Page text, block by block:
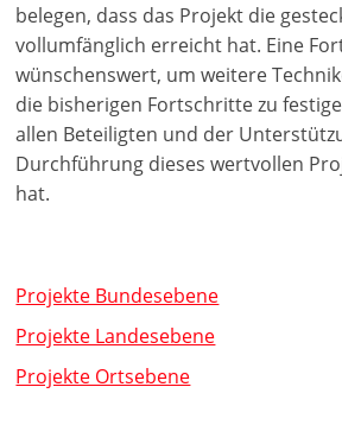
belegen, dass das Projekt die
vollumfänglich erreicht hat. Eine
wünschenswert, um weitere
die bisherigen Fortschritte zu
allen Beteiligten und der
Durchführung dieses wertvollen
hat.
Projekte Bundesebene
Projekte Landesebene
Projekte Ortsebene